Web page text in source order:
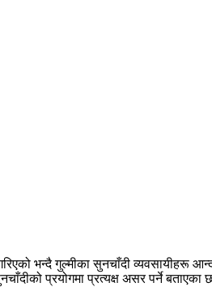
भन्दै गुल्मीका सुनचाँदी व्यवसायीहरू
प्रयोगमा प्रत्यक्ष असर पर्ने बताएका